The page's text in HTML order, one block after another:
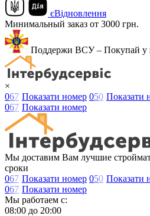
єВідновлення
Минимальный заказ от 3000 грн.
Поддержи ВСУ – Покупай у
×
067 Показати номер 050 Показати
067 Показати номер
Мы доставим Вам лучшие
сроки
067 Показати номер 050 Показати
067 Показати номер
Мы работаем с:
08:00 до 20:00